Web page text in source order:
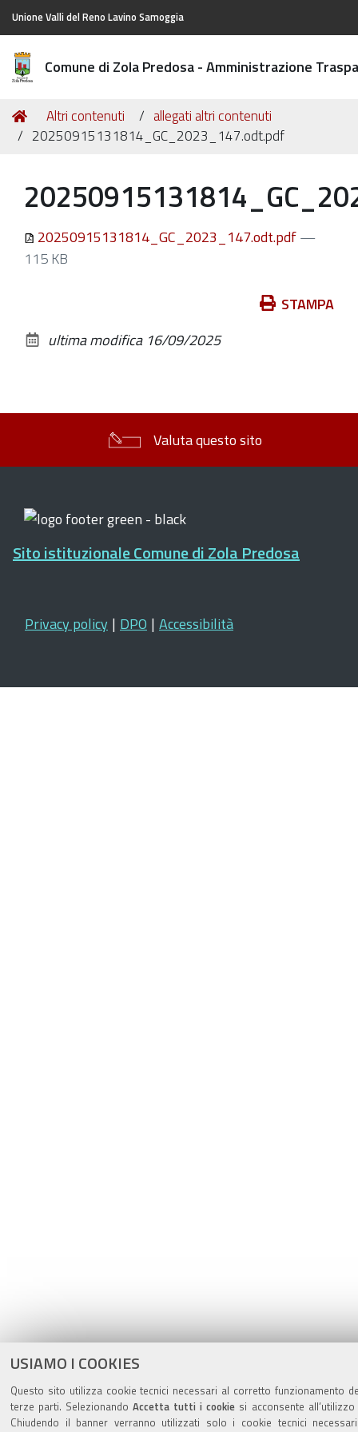
USIAMO I COOKIES
Questo sito utilizza cookie tecnici necessari al corretto funzionamento
terze parti. SelezionandoAccetta tutti i cookie si acconsente
Chiudendo il banner verranno utilizzati solo i cookie tecnici
Unione Valli del Reno Lavino Samoggia
Comune di Zola Predosa - Amministrazione
Tu
sei
Home
Altri contenuti
allegati altri contenuti
20250915131814_GC_2023_147.odt.pdf
20250915131814_GC_2023_147.odt.pdf—
115 KB
documento
STAMPA
ultima modifica 16/09/2025
Valuta questo sito
Sito istituzionale Comune di Zola Predosa
Privacy policy | DPO | Accessibilità